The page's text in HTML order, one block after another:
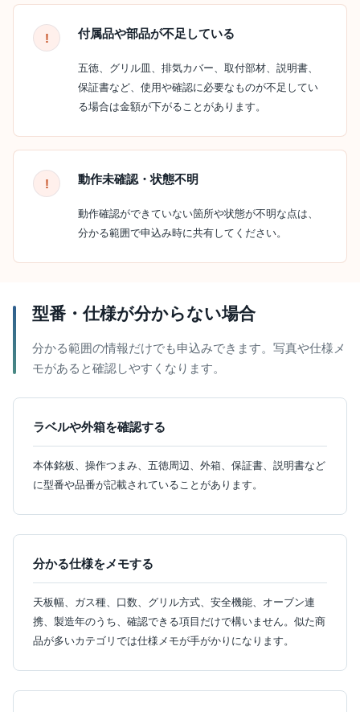
付属品や部品が不足している
五徳、グリル皿、排気カバー、取付部材、説明書、
保証書など、使用や確認に必要なものが不足してい
る場合は金額が下がることがあります。
動作未確認・状態不明
動作確認ができていない箇所や状態が不明な点は、
分かる範囲で申込み時に共有してください。
型番・仕様が分からない場合
分かる範囲の情報だけでも申込みできます。写真や仕様メ
モがあると確認しやすくなります。
ラベルや外箱を確認する
本体銘板、操作つまみ、五徳周辺、外箱、保証書、説明書など
に型番や品番が記載されていることがあります。
分かる仕様をメモする
天板幅、ガス種、口数、グリル方式、安全機能、オーブン連
携、製造年のうち、確認できる項目だけで構いません。似た商
品が多いカテゴリでは仕様メモが手がかりになります。